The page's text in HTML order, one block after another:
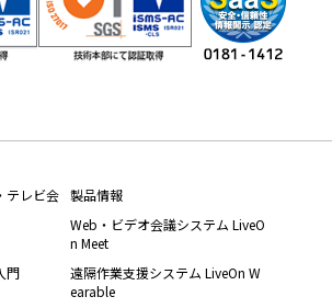
テレビ会
門
製品情報
Web・ビデオ会議システム LiveO
n Meet
遠隔作業支援システム LiveOn W
earable